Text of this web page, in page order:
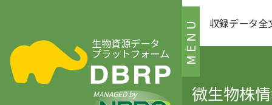
MENU
生物資源データ
プラットフォーム
MANAGED by
収録データ全
微生物株